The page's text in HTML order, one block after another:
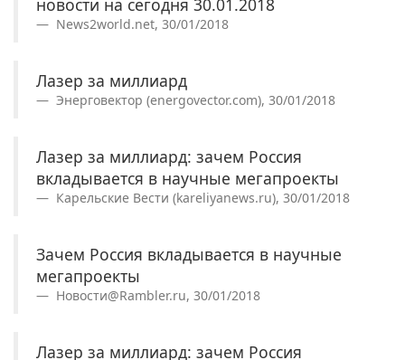
News2world.net, 30/01/2018
Лазер за миллиард
Энерговектор (energovector.com), 30/01/2018
Лазер за миллиард: зачем Россия
вкладывается в научные мегапроекты
Карельские Вести (kareliyanews.ru), 30/01/2018
Зачем Россия вкладывается в научные
мегапроекты
Новости@Rambler.ru, 30/01/2018
Лазер за миллиард: зачем Россия